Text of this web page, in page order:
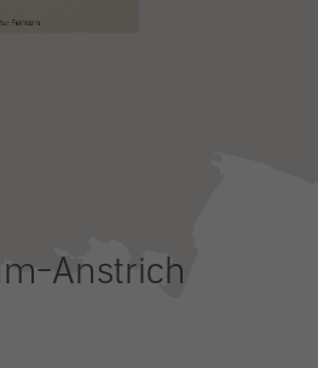
Anstrich